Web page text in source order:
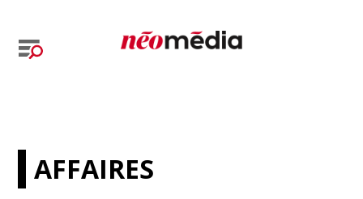
AFFAIRES